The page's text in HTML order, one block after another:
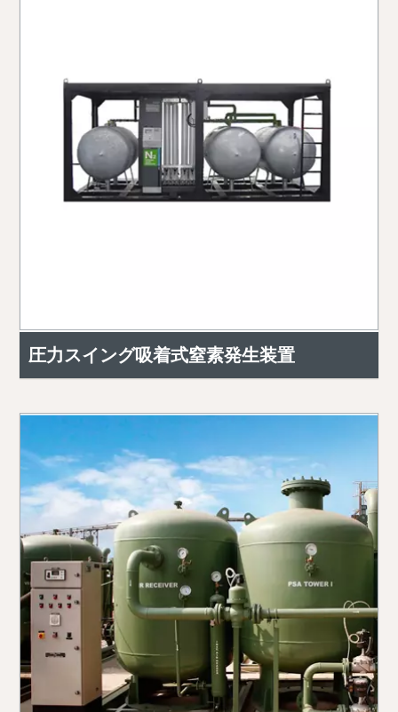
圧力スイング吸着式窒素発生装置